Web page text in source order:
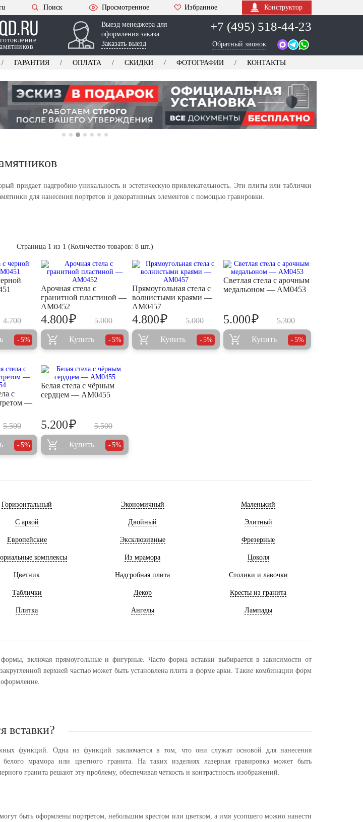
Поиск Просмотренное Избранное Конструктор
Выезд менеджера для
оформления заказа
Заказать выезд
+7 (495) 518-44-23
Обратный звонок
ГАРАНТИЯ ОПЛАТА СКИДКИ ФОТОГРАФИИ КОНТАКТЫ
придает надгробию уникальность и эстетическую привлекательность. Эти плиты или таблички
для нанесения портретов и декоративных элементов с помощью гравировки.
Страница 1 из 1 (Количество товаров: 8 шт.)
4.700
5%
Арочная стела с
гранитной пластиной —
AM0452
5.000
4.800₽
Купить 5%
Прямоугольная стела с
волнистыми краями —
AM0457
5.000
4.800₽
Купить 5%
Светлая стела с арочным
медальоном — AM0453
5.300
5.000₽
Купить 5%
с
—
5.500
5%
Белая стела с чёрным
сердцем — AM0455
5.500
5.200₽
Купить 5%
Горизонтальный Экономичный Маленький
С аркой Двойный Элитный
Европейские Эксклюзивные Фрезерные
комплексы Из мрамора Цоколя
Цветник Надгробная плита Столики и лавочки
Таблички Декор Кресты из гранита
Плитка Ангелы Лампады
включая прямоугольные и фигурные. Часто форма вставки выбирается в зависимости от
верхней частью может быть установлена плита в форме арки. Такие комбинации форм
оформление.
вставки?
функций. Одна из функций заключается в том, что они служат основой для нанесения
мрамора или цветного гранита. На таких изделиях лазерная гравировка может быть
гранита решают эту проблему, обеспечивая четкость и контрастность изображений.
быть оформлены портретом, небольшим крестом или цветком, а имя усопшего можно нанести